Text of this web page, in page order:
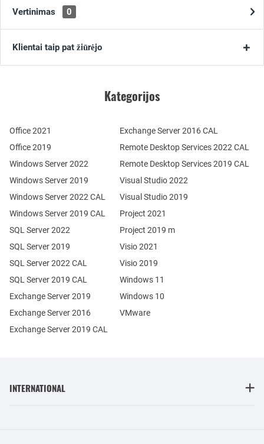
Vertinimas 0
Klientai taip pat žiūrėjo
Kategorijos
Office 2021
Office 2019
Windows Server 2022
Windows Server 2019
Exchange Server 2019
Exchange Server 2016
SQL Server 2022
SQL Server 2019
Windows Server 2022 CAL
Windows Server 2019 CAL
SQL Server 2022 CAL
SQL Server 2019 CAL
Remote Desktop Services 2022 CAL
Remote Desktop Services 2019 CAL
Exchange Server 2019 CAL
Exchange Server 2016 CAL
Visual Studio 2022
Visual Studio 2019
Project 2021
Project 2019 m
Visio 2021
Visio 2019
Windows 11
Windows 10
VMware
INTERNATIONAL